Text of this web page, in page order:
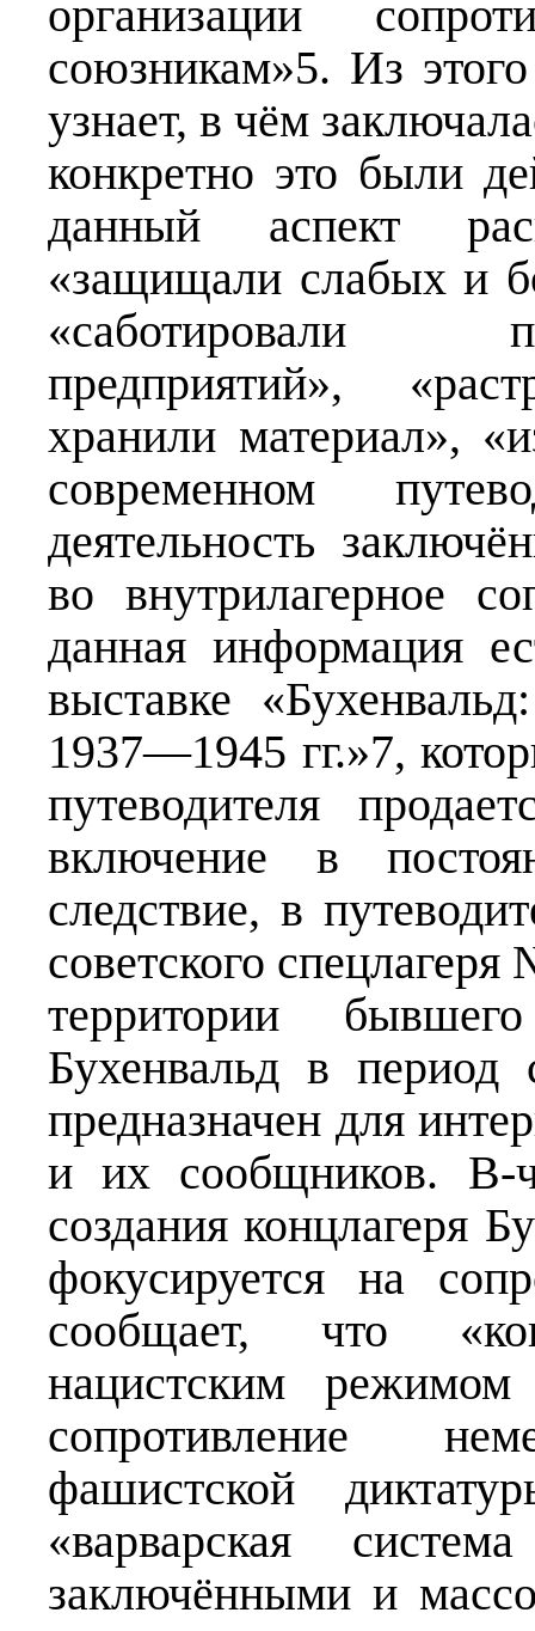
организации
союзникам»5. Из
узнает, в чём
конкретно это были
данный аспект
«защищали слабых и
«саботировали
предприятий»,
хранили материал»,
современном
деятельность
во внутрилагерное
данная информация
выставке
1937—1945 гг.»7,
путеводителя
включение в
следствие, в
советского
территории
Бухенвальд в
предназначен для
и их сообщников. В-
создания концлагеря
фокусируется на
сообщает, что
нацистским
сопротивление
фашистской
«варварская
заключёнными и